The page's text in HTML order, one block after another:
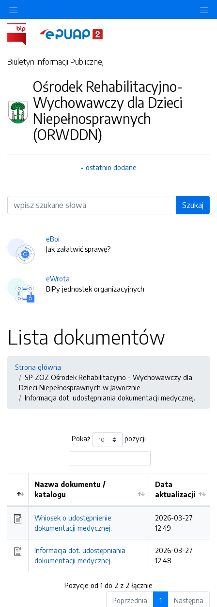
Biuletyn Informacji Publicznej
Ośrodek Rehabilitacyjno-
Wychowawczy dla Dzieci
Niepełnosprawnych
(ORWDDN)
ostatnio dodane
Wyszukiwarka Szukaj
eBoi
Jak załatwić sprawę?
eWrota
BIPy jednostek organizacyjnych.
Lista dokumentów
Strona główna
SP ZOZ Ośrodek Rehabilitacyjno - Wychowawczy dla
Dzieci Niepełnosprawnych w Jaworznie
Informacja dot. udostępniania dokumentacji medycznej.
Pokaż pozycji
Nazwa dokumentu /
katalogu
Data
aktualizacji
Wniosek o udostępnienie
dokumentacji medycznej.
2026-03-27
12:49
Informacja dot. udostępniania
dokumentacji medycznej.
2026-03-27
12:48
Pozycje od 1 do 2 z 2 łącznie
Poprzednia
1 Następna